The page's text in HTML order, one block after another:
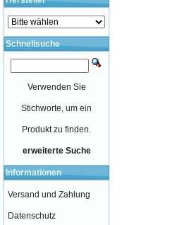
Schnellsuche
Verwenden Sie
Stichworte, um ein
Produkt zu finden.
erweiterte Suche
Informationen
Versand und Zahlung
Datenschutz